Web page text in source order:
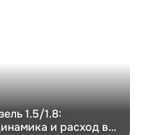
1.5/1.8:
и расход в